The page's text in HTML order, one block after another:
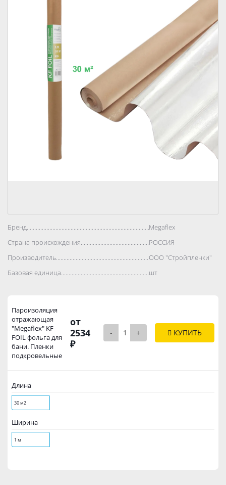
Бренд..................................................................................Megaflex
Страна происхождения..................................................................................
РОССИЯ
Производитель..................................................................................ООО "Стройпленки"
Базовая единица..................................................................................
шт
Пароизоляция
отражающая
"Megaflex" KF
FOIL фольга для
бани. Пленки
подкровельные
от
2534
₽
- + КУПИТЬ
Длина
30 м2
Ширина
1 м